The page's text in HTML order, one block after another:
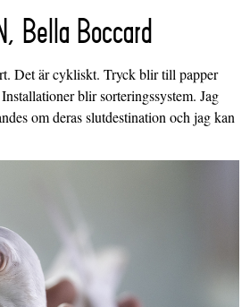
Bella Boccard
Det är cykliskt. Tryck blir till papper
blir sorteringssystem. Jag
om deras slutdestination och jag kan